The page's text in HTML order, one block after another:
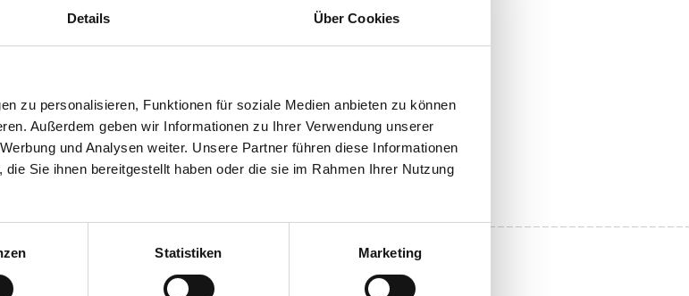
Details Über Cookies
zu personalisieren, Funktionen für soziale Medien anbieten zu können
Außerdem geben wir Informationen zu Ihrer Verwendung unserer
und Analysen weiter. Unsere Partner führen diese Informationen
Sie ihnen bereitgestellt haben oder die sie im Rahmen Ihrer Nutzung
Statistiken Marketing
Share
SIE AUF DEM LAUFENDEN